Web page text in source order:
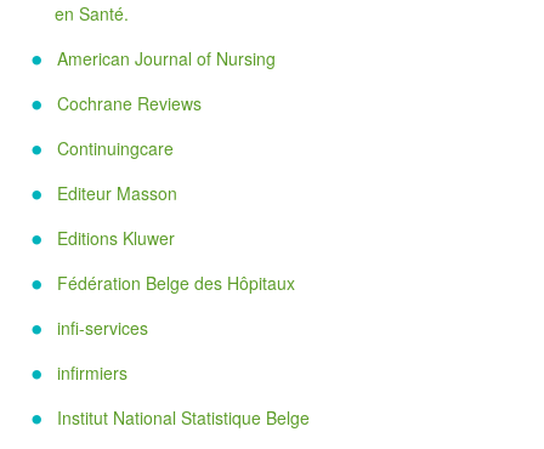
en Santé.
American Journal of Nursing
Cochrane Reviews
Continuingcare
Editeur Masson
Editions Kluwer
Fédération Belge des Hôpitaux
infi-services
infirmiers
Institut National Statistique Belge